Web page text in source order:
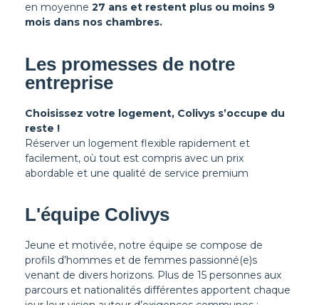
en moyenne 27 ans et restent plus ou moins 9
mois dans nos chambres.
Les promesses de notre
entreprise
Choisissez votre logement, Colivys s’occupe du
reste !
Réserver un logement flexible rapidement et
facilement, où tout est compris avec un prix
abordable et une qualité de service premium
L'équipe Colivys
Jeune et motivée, notre équipe se compose de
profils d’hommes et de femmes passionné(e)s
venant de divers horizons. Plus de 15 personnes aux
parcours et nationalités différentes apportent chaque